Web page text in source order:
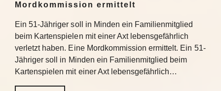
Mordkommission ermittelt
Ein 51-Jähriger soll in Minden ein Familienmitglied
beim Kartenspielen mit einer Axt lebensgefährlich
verletzt haben. Eine Mordkommission ermittelt. Ein 51-
Jähriger soll in Minden ein Familienmitglied beim
Kartenspielen mit einer Axt lebensgefährlich…